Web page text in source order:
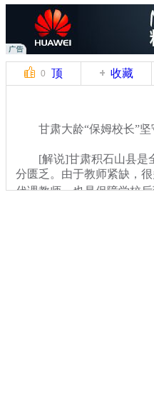
0 顶 收藏
甘肃大龄“保姆校长”坚
[解说]甘肃积石山县是全
分匮乏。由于教师紧缺，
代课教师，也是保障学校